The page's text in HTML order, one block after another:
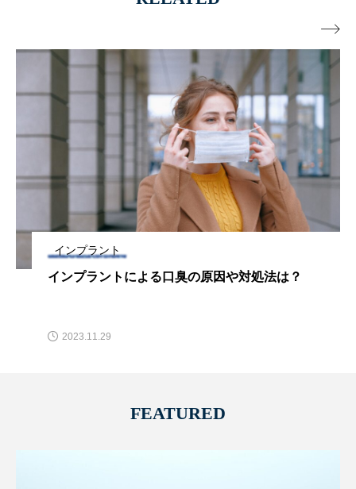
インプラント
インプラントによる口臭の原因や対処法は？
2023.11.29

FEATURED